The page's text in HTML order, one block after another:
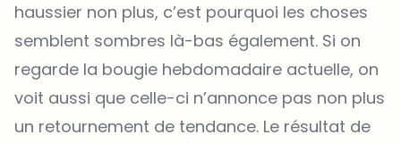
haussier non plus, c’est pourquoi les choses
semblent sombres là-bas également. Si on
regarde la bougie hebdomadaire actuelle, on
voit aussi que celle-ci n’annonce pas non plus
un retournement de tendance. Le résultat de